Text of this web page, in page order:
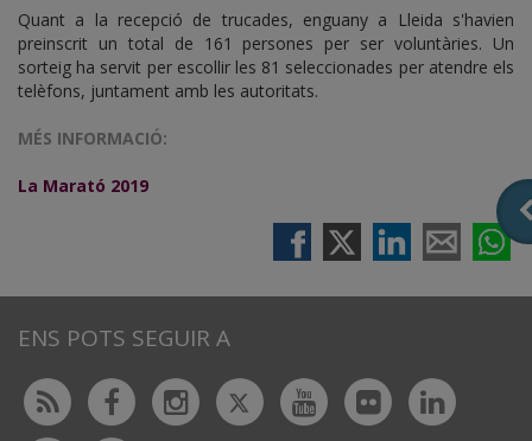
Quant a la recepció de trucades, enguany a Lleida s'havien
preinscrit un total de 161 persones per ser voluntàries. Un
sorteig ha servit per escollir les 81 seleccionades per atendre els
telèfons, juntament amb les autoritats.
MÉS INFORMACIÓ:
La Marató 2019
ENS POTS SEGUIR A
Rss FacebookInstagram
TwitterYoutubeFlickr